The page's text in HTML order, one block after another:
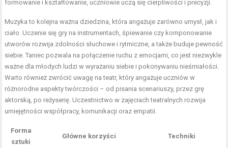
formowanie i kształtowanie, uczniowie uczą się cierpliwości i precyzji.
Muzyka to kolejna ważna dziedzina, która angażuje zarówno umysł, jak i
ciało. Uczenie się gry na instrumentach, śpiewanie czy komponowanie
utworów rozwija zdolności słuchowe i rytmiczne, a także buduje pewność
siebie. Taniec pozwala na połączenie ruchu z emocjami, co jest niezwykle
ważne dla młodych ludzi w wyrażaniu siebie i pokonywaniu nieśmiałości.
Warto również zwrócić uwagę na teatr, który angażuje uczniów w
różnorodne aspekty twórczości – od pisania scenariuszy, przez grę
aktorską, po reżyserię. Uczestnictwo w zajęciach teatralnych rozwija
umiejętności współpracy, komunikacji oraz empatii.
Forma
sztuki
Główne korzyści Techniki